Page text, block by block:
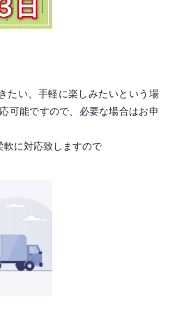
たい、手軽に楽しみたいという場
可能ですので、必要な場合はお申
軟に対応致しますので